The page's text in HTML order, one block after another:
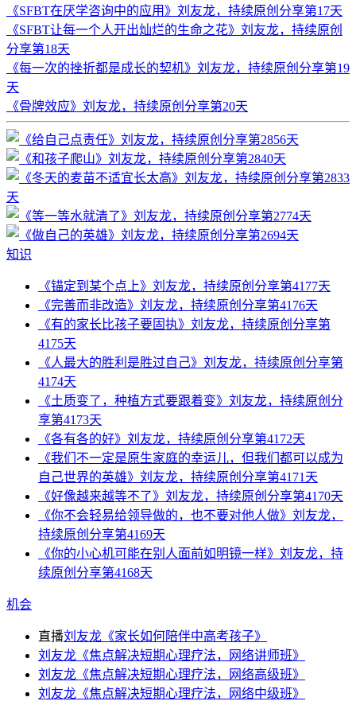
《SFBT在厌学咨询中的应用》刘友龙，持续原创分享第17天
《SFBT让每一个人开出灿烂的生命之花》刘友龙，持续原创
分享第18天
《每一次的挫折都是成长的契机》刘友龙，持续原创分享第19
天
《骨牌效应》刘友龙，持续原创分享第20天
知识
《锚定到某个点上》刘友龙，持续原创分享第4177天
《完善而非改造》刘友龙，持续原创分享第4176天
《有的家长比孩子要固执》刘友龙，持续原创分享第
4175天
《人最大的胜利是胜过自己》刘友龙，持续原创分享第
4174天
《土质变了，种植方式要跟着变》刘友龙，持续原创分
享第4173天
《各有各的好》刘友龙，持续原创分享第4172天
《我们不一定是原生家庭的幸运儿，但我们都可以成为
自己世界的英雄》刘友龙，持续原创分享第4171天
《好像越来越等不了》刘友龙，持续原创分享第4170天
《你不会轻易给领导做的，也不要对他人做》刘友龙，
持续原创分享第4169天
《你的小心机可能在别人面前如明镜一样》刘友龙，持
续原创分享第4168天
机会
直播刘友龙《家长如何陪伴中高考孩子》
刘友龙《焦点解决短期心理疗法，网络讲师班》
刘友龙《焦点解决短期心理疗法，网络高级班》
刘友龙《焦点解决短期心理疗法，网络中级班》